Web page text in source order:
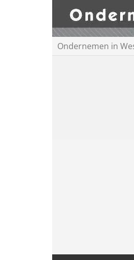
Ondernemen in